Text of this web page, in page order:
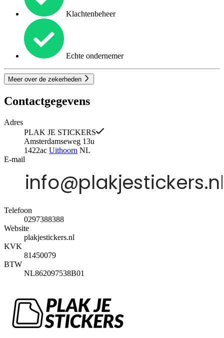
Klachtenbeheer
Echte ondernemer
Meer over de zekerheden
Contactgegevens
Adres
PLAK JE STICKERS
Amsterdamseweg 13u
1422ac Uithoorn NL
E-mail
Telefoon
0297388388
Website
plakjestickers.nl
KVK
81450079
BTW
NL862097538B01